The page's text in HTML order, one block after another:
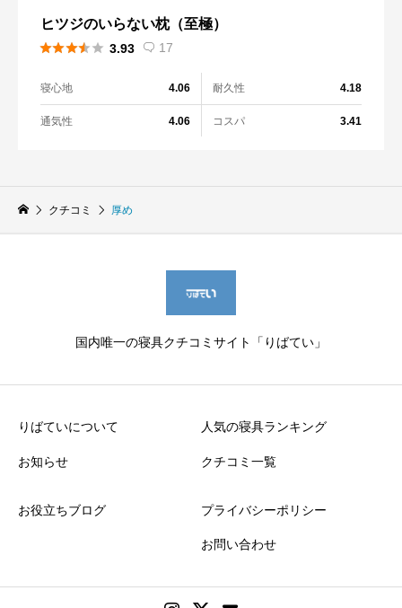
ヒツジのいらない枕（至極）
 3.93  17
寝心地 4.06 耐久性 4.18
通気性 4.06 コスパ 3.41
クチコミ 厚め
国内唯一の寝具クチコミサイト「りばてい」
りばていについて
お知らせ
人気の寝具ランキング
クチコミ一覧
お役立ちブログ プライバシーポリシー
お問い合わせ